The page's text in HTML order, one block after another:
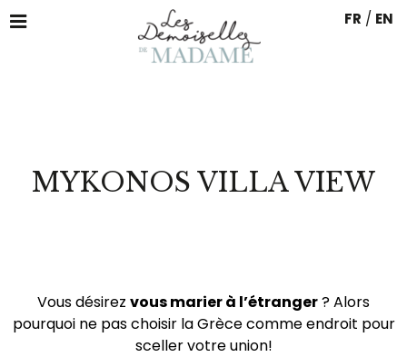
FR / EN
MYKONOS VILLA VIEW
Vous désirez vous marier à l’étranger? Alors
pourquoi ne pas choisir la Grèce comme endroit pour
sceller votre union!